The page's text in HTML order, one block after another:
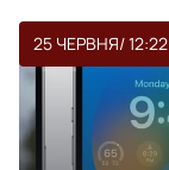
25 ЧЕРВНЯ/ 12:22